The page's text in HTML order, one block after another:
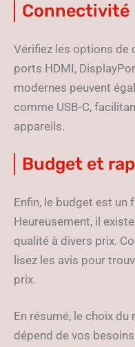
Connectivité
Vérifiez les options de
ports HDMI,
modernes peuvent
comme USB-C,
appareils.
Budget et
Enfin, le budget est un
Heureusement, il
qualité à divers prix.
lisez les avis pour
prix.
En résumé, le choix
dépend de vos